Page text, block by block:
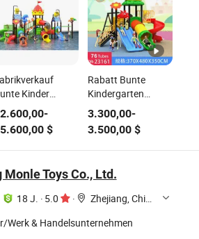
Kinder
Spielplatz
Freizeitpark
-
$
Rabatt Bunte
Kindergarten
Edelstahl
Abenteuer Rutsche
Außen Spielplatz
für Freizeitpark
3.300,00-
3.500,00$
Toys Co., Ltd.
18 J. · 5.0 ·
Zhejiang, China
Werk & Handelsunternehmen